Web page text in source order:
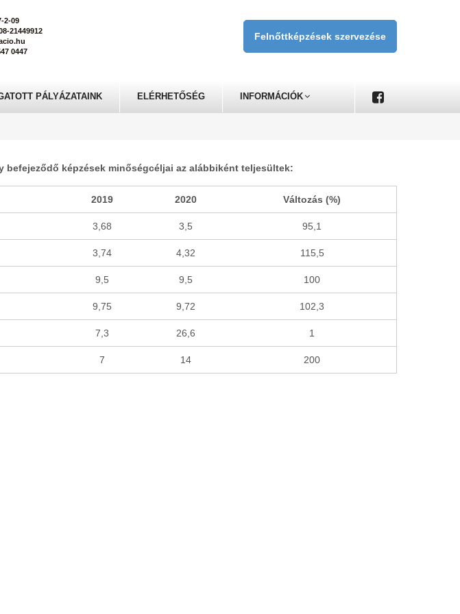
2-09
21449912
0447
Felnőttképzések szervezése
PÁLYÁZATAINK ELÉRHETŐSÉG INFORMÁCIÓK
képzések minőségcéljai az alábbiként teljesültek:
2019 2020 Változás (%)
3,68 3,5 95,1
3,74 4,32 115,5
9,5 9,5 100
9,75 9,72 102,3
7,3 26,6 1
7 14 200